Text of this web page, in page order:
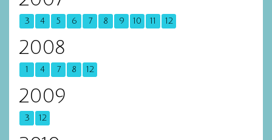
3 4 5 6 7 8 9 10 11 12
2008
1 4 7 8 12
2009
3 12